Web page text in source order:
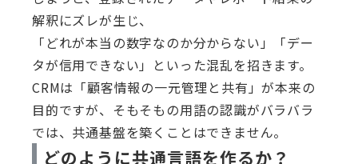
解釈にズレが生じ、
「どれが本当の数字なのか分からない」「デー
タが信用できない」といった混乱を招きます。
CRMは「顧客情報の一元管理と共有」が本来の
目的ですが、そもそもの用語の認識がバラバラ
では、共通基盤を築くことはできません。
どのように共通言語を作るか？